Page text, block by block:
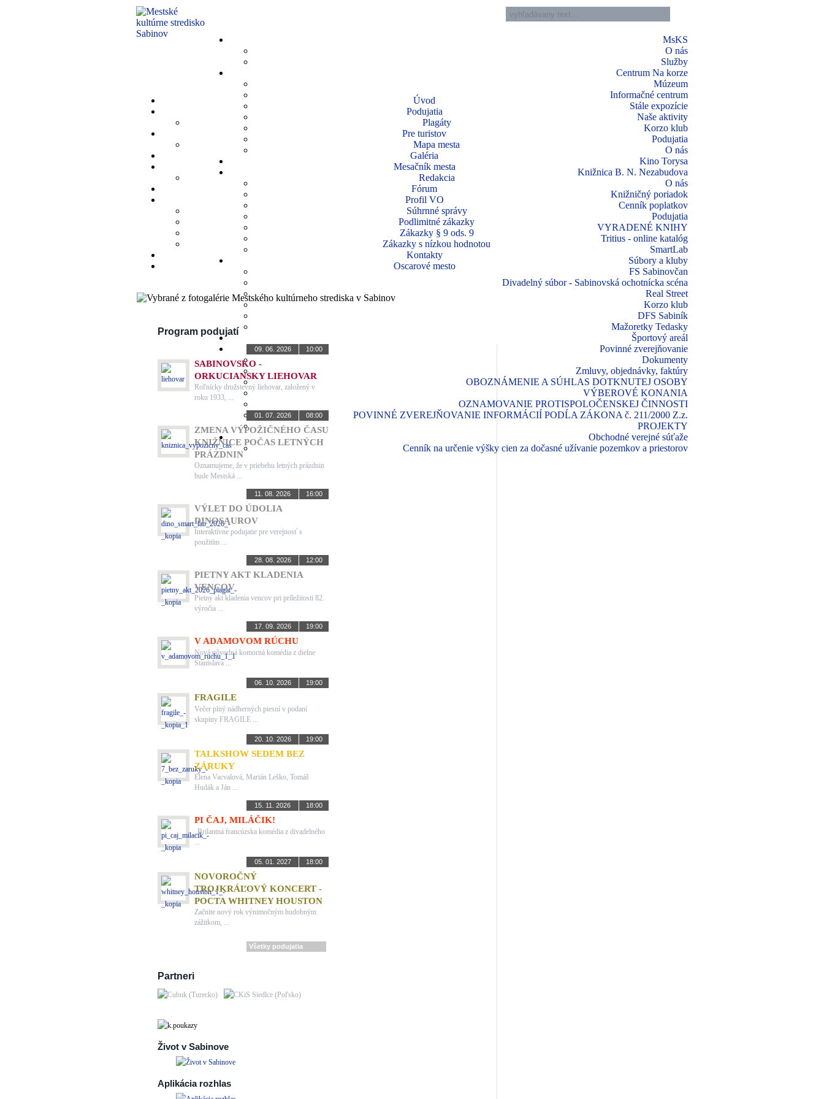
MsKS
O nás
Služby
Centrum Na korze
Múzeum
Informačné centrum
Stále expozície
Naše aktivity
Korzo klub
Podujatia
O nás
Kino Torysa
Knižnica B. N. Nezabudova
O nás
Knižničný poriadok
Cenník poplatkov
Podujatia
VYRADENÉ KNIHY
Tritius - online katalóg
SmartLab
Súbory a kluby
FS Sabinovčan
Divadelný súbor - Sabinovská ochotnícka scéna
Real Street
Korzo klub
DFS Sabiník
Mažoretky Tedasky
Športový areál
Povinné zverejňovanie
Dokumenty
Zmluvy, objednávky, faktúry
OBOZNÁMENIE A SÚHLAS DOTKNUTEJ OSOBY
VÝBEROVÉ KONANIA
OZNAMOVANIE PROTISPOLOČENSKEJ ČINNOSTI
POVINNÉ ZVEREJŇOVANIE INFORMÁCIÍ PODĹA ZÁKONA č. 211/2000 Z.z.
PROJEKTY
Obchodné verejné súťaže
Cenník na určenie výšky cien za dočasné užívanie pozemkov a priestorov
Úvod
Podujatia
Plagáty
Pre turistov
Mapa mesta
Galéria
Mesačník mesta
Redakcia
Fórum
Profil VO
Súhrnné správy
Podlimitné zákazky
Zákazky § 9 ods. 9
Zákazky s nízkou hodnotou
Kontakty
Oscarové mesto
Program podujatí
09. 06. 2026 10:00
SABINOVSKO -
ORKUCIANSKY LIEHOVAR
Roľnícky družstevný liehovar, založený v
roku 1933, ...
01. 07. 2026 08:00
ZMENA VÝPOŽIČNÉHO ČASU
KNIŽNICE POČAS LETNÝCH
PRÁZDNIN
Oznamujeme, že v priebehu letných prázdnin
bude Mestská ...
11. 08. 2026 16:00
VÝLET DO ÚDOLIA
DINOSAUROV
Interaktívne podujatie pre verejnosť s
použitím ...
28. 08. 2026 12:00
PIETNY AKT KLADENIA
VENCOV
Pietny akt kladenia vencov pri príležitosti 82.
výročia ...
17. 09. 2026 19:00
V ADAMOVOM RÚCHU
Nová pôvodná komorná komédia z dielne
Stanislava ...
06. 10. 2026 19:00
FRAGILE
Večer plný nádherných piesní v podaní
skupiny FRAGILE ...
20. 10. 2026 19:00
TALKSHOW SEDEM BEZ
ZÁRUKY
Elena Vacvalová, Marián Leško, Tomáš
Hudák a Ján ...
15. 11. 2026 18:00
PI ČAJ, MILÁČIK!
„Brilantná francúzska komédia z divadelného
...
05. 01. 2027 18:00
NOVOROČNÝ
TROJKRÁĽOVÝ KONCERT -
POCTA WHITNEY HOUSTON
Začnite nový rok výnimočným hudobným
zážitkom, ...
Všetky podujatia
Partneri
Život v Sabinove
Aplikácia rozhlas